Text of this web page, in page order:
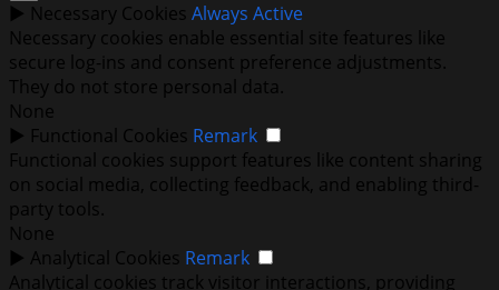
► Necessary Cookies Always Active
Necessary cookies enable essential site features like
secure log-ins and consent preference adjustments.
They do not store personal data.
None
► Functional Cookies Remark
Functional cookies support features like content sharing
on social media, collecting feedback, and enabling third-
party tools.
None
► Analytical Cookies Remark
Analytical cookies track visitor interactions, providing